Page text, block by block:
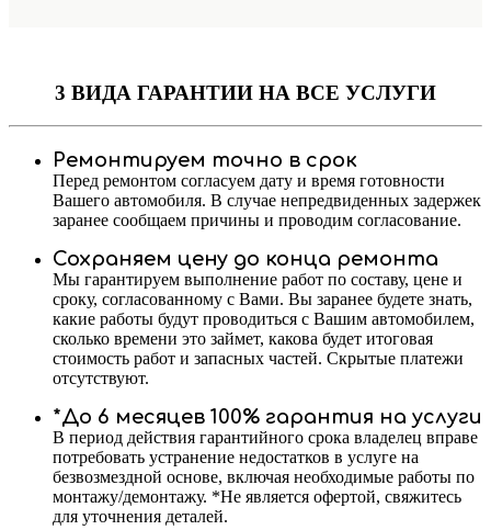
3 ВИДА ГАРАНТИИ НА ВСЕ УСЛУГИ
Ремонтируем точно в срок
Перед ремонтом согласуем дату и время готовности
Вашего автомобиля. В случае непредвиденных задержек
заранее сообщаем причины и проводим согласование.
Сохраняем цену до конца ремонта
Мы гарантируем выполнение работ по составу, цене и
сроку, согласованному с Вами. Вы заранее будете знать,
какие работы будут проводиться с Вашим автомобилем,
сколько времени это займет, какова будет итоговая
стоимость работ и запасных частей. Скрытые платежи
отсутствуют.
*До 6 месяцев 100% гарантия на услуги
В период действия гарантийного срока владелец вправе
потребовать устранение недостатков в услуге на
безвозмездной основе, включая необходимые работы по
монтажу/демонтажу. *Не является офертой, свяжитесь
для уточнения деталей.